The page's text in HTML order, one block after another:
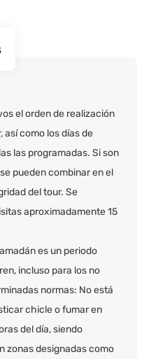
el orden de realización
así como los días de
las programadas. Si son
pueden combinar en el
del tour. Se
aproximadamente 15
es un periodo
incluso para los no
normas: No está
chicle o fumar en
del día, siendo
zonas designadas como